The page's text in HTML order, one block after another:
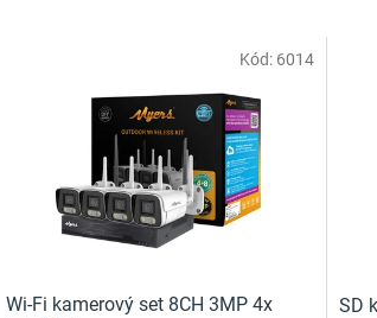
Wi-Fi kamerový set 8CH 3MP 4x
Kód: 6014
SD